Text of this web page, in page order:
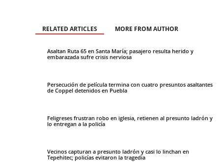
RELATED ARTICLES MORE FROM AUTHOR
Asaltan Ruta 65 en Santa María; pasajero resulta herido y
embarazada sufre crisis nerviosa
Persecución de película termina con cuatro presuntos asaltantes
de Coppel detenidos en Puebla
Feligreses frustran robo en iglesia, retienen al presunto ladrón y
lo entregan a la policía
Vecinos capturan a presunto ladrón y casi lo linchan en
Tepehitec; policías evitaron la tragedia